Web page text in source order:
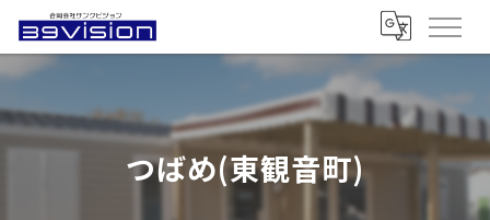
つばめ(東観音町)